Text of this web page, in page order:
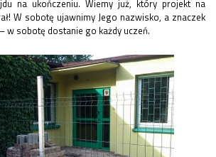
na ukończeniu. Wiemy już, który projekt na
W sobotę ujawnimy Jego nazwisko, a znaczek
w sobotę dostanie go każdy uczeń.